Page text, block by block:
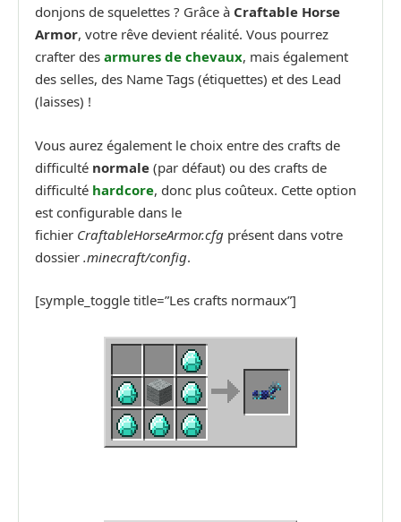
donjons de squelettes ? Grâce à Craftable Horse
Armor, votre rêve devient réalité. Vous pourrez
crafter des armures de chevaux, mais également
des selles, des Name Tags (étiquettes) et des Lead
(laisses) !
Vous aurez également le choix entre des crafts de
difficulté normale (par défaut) ou des crafts de
difficulté hardcore, donc plus coûteux. Cette option
est configurable dans le
fichier CraftableHorseArmor.cfg présent dans votre
dossier .minecraft/config.
[symple_toggle title=”Les crafts normaux”]